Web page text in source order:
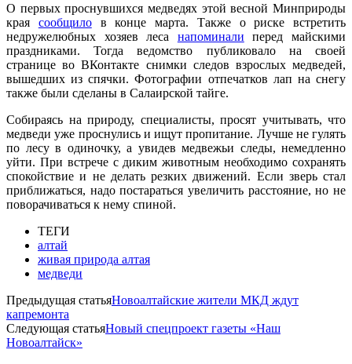
О первых проснувшихся медведях этой весной Минприроды
края сообщилов конце марта. Также о риске встретить
недружелюбных хозяев леса напоминали перед майскими
праздниками. Тогда ведомство публиковало на своей
странице во ВКонтакте снимки следов взрослых медведей,
вышедших из спячки. Фотографии отпечатков лап на снегу
также были сделаны в Салаирской тайге.
Собираясь на природу, специалисты, просят учитывать, что
медведи уже проснулись и ищут пропитание. Лучше не гулять
по лесу в одиночку, а увидев медвежьи следы, немедленно
уйти. При встрече с диким животным необходимо сохранять
спокойствие и не делать резких движений. Если зверь стал
приближаться, надо постараться увеличить расстояние, но не
поворачиваться к нему спиной.
ТЕГИ
алтай
живая природа алтая
медведи
Предыдущая статьяНовоалтайские жители МКД ждут
капремонта
Следующая статьяНовый спецпроект газеты «Наш
Новоалтайск»